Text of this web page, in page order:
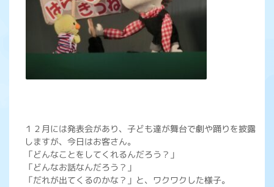
１２月には発表会があり、子ども達が舞台で劇や踊りを披露
しますが、今日はお客さん。
「どんなことをしてくれるんだろう？」
「どんなお話なんだろう？」
「だれが出てくるのかな？」と、ワクワクした様子。